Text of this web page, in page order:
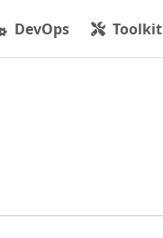
DevOps Toolkit